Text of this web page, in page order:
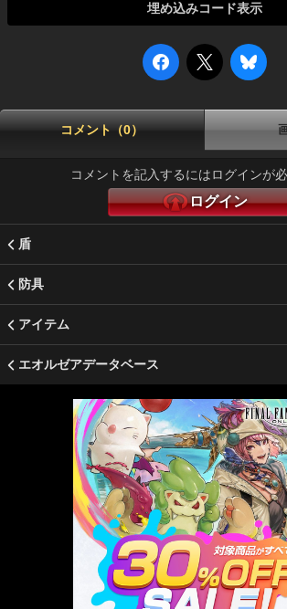
埋め込みコード表示
コメント（0）
コメントを記入するにはログインが必
ログイン
盾
防具
アイテム
エオルゼアデータベース